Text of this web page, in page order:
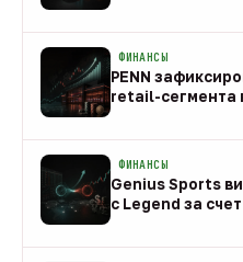
ФИНАНСЫ
PENN
retail-сегмента
ФИНАНСЫ
Genius Sports
с Legend за